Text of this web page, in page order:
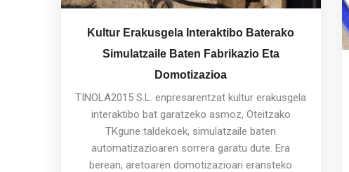
Kultur Erakusgela Interaktibo Baterako
Simulatzaile Baten Fabrikazio Eta
Domotizazioa
TINOLA2015 S.L. enpresarentzat kultur erakusgela
interaktibo bat garatzeko asmoz, Oteitzako
TKgune taldekoek, simulatzaile baten
automatizazioaren sorrera garatu dute. Era
berean, aretoaren domotizazioari eransteko